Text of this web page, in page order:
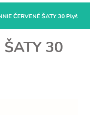
ČERVENÉ ŠATY 30 Plyš
ŠATY 30